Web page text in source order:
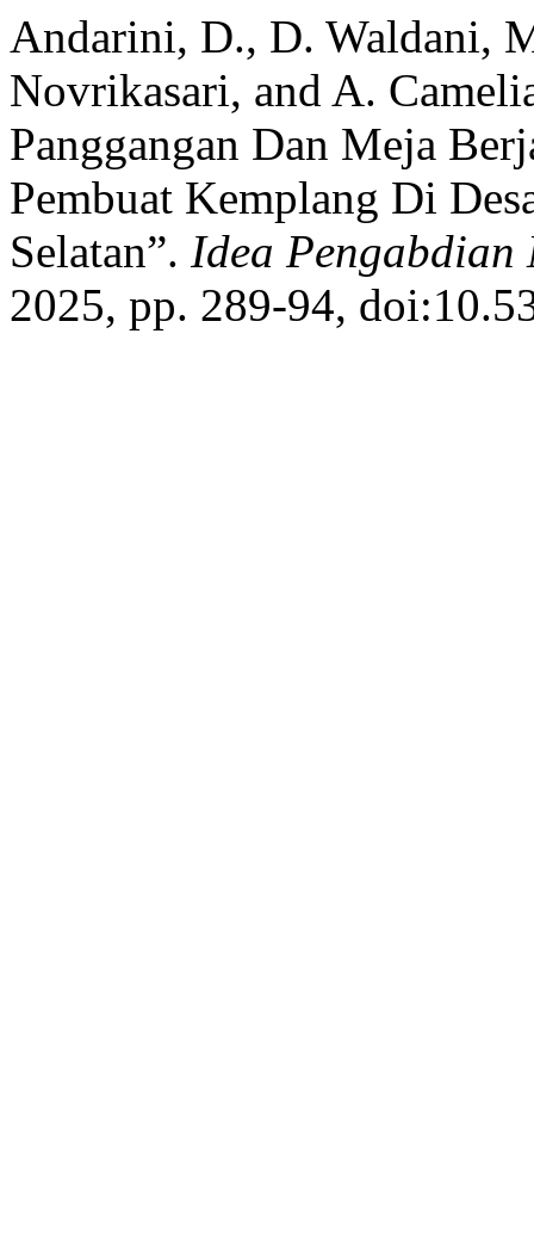
Andarini, D., D. Waldani,
Novrikasari, and A.
Panggangan Dan Meja
Pembuat Kemplang Di
Selatan”. Idea Pengabdian
2025, pp. 289-94,